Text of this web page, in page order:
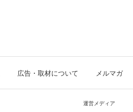
広告・取材について メルマガ
運営メディア